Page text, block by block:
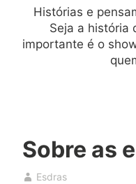
Histórias e
Seja a história
importante é o
Sobre as
Esdras